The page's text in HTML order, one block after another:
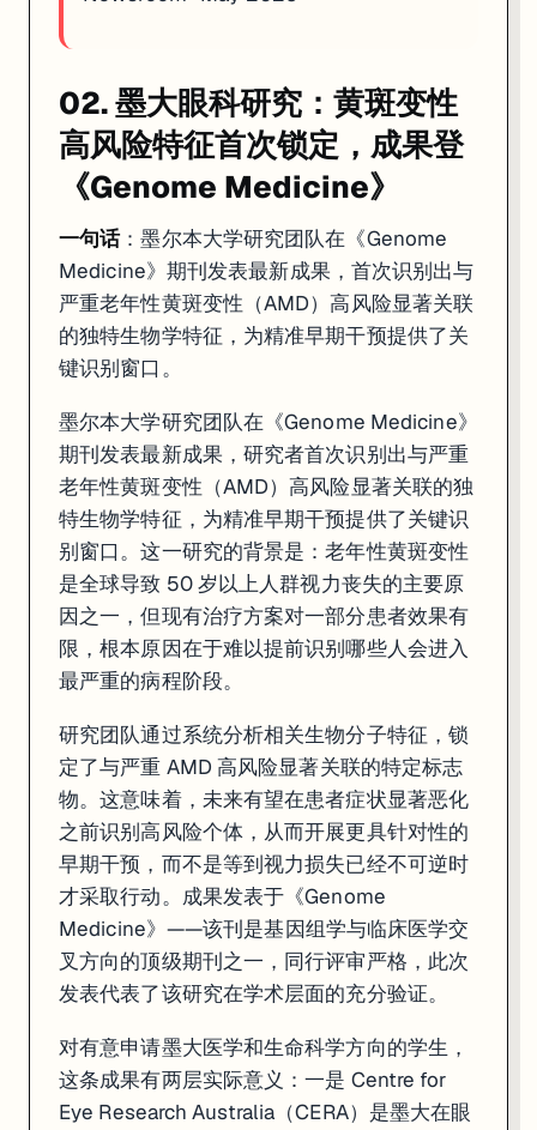
02. 墨大眼科研究：黄斑变性
高风险特征首次锁定，成果登
《Genome Medicine》
一句话：墨尔本大学研究团队在《Genome
Medicine》期刊发表最新成果，首次识别出与
严重老年性黄斑变性（AMD）高风险显著关联
的独特生物学特征，为精准早期干预提供了关
键识别窗口。
墨尔本大学研究团队在《Genome Medicine》
期刊发表最新成果，研究者首次识别出与严重
老年性黄斑变性（AMD）高风险显著关联的独
特生物学特征，为精准早期干预提供了关键识
别窗口。这一研究的背景是：老年性黄斑变性
是全球导致 50 岁以上人群视力丧失的主要原
因之一，但现有治疗方案对一部分患者效果有
限，根本原因在于难以提前识别哪些人会进入
最严重的病程阶段。
研究团队通过系统分析相关生物分子特征，锁
定了与严重 AMD 高风险显著关联的特定标志
物。这意味着，未来有望在患者症状显著恶化
之前识别高风险个体，从而开展更具针对性的
早期干预，而不是等到视力损失已经不可逆时
才采取行动。成果发表于《Genome
Medicine》——该刊是基因组学与临床医学交
叉方向的顶级期刊之一，同行评审严格，此次
发表代表了该研究在学术层面的充分验证。
对有意申请墨大医学和生命科学方向的学生，
这条成果有两层实际意义：一是 Centre for
Eye Research Australia（CERA）是墨大在眼